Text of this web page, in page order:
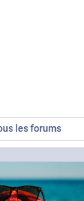
les forums